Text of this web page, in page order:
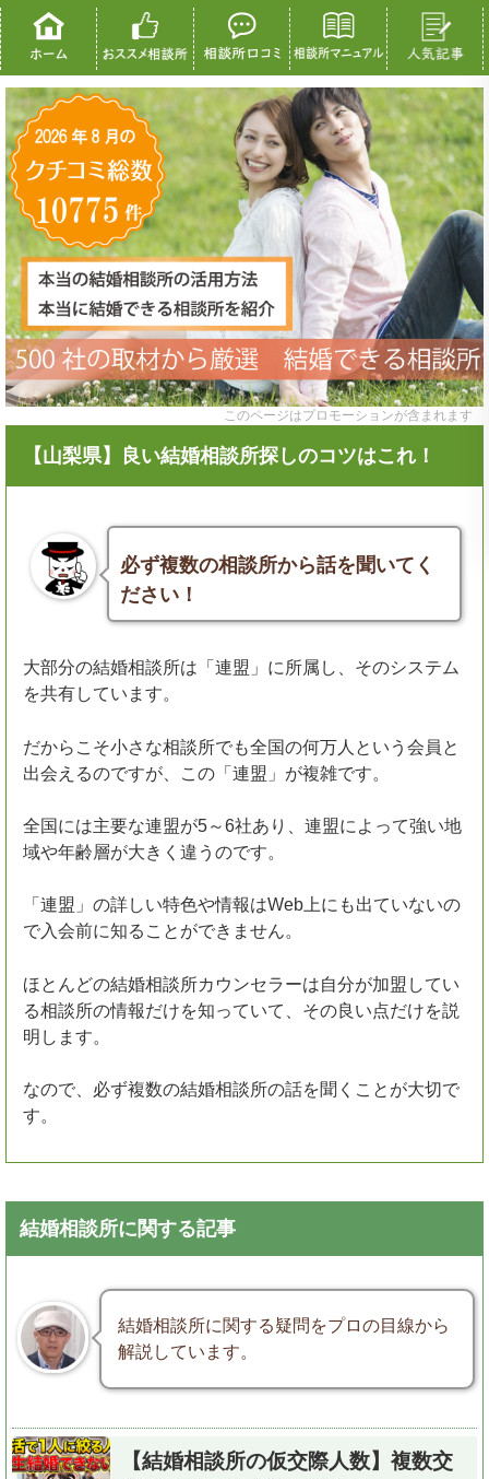
このページはプロモーションが含まれます
【山梨県】良い結婚相談所探しのコツはこれ！
必ず複数の相談所から話を聞いてく
ださい！
大部分の結婚相談所は「連盟」に所属し、そのシステム
を共有しています。
だからこそ小さな相談所でも全国の何万人という会員と
出会えるのですが、この「連盟」が複雑です。
全国には主要な連盟が5～6社あり、連盟によって強い地
域や年齢層が大きく違うのです。
「連盟」の詳しい特色や情報はWeb上にも出ていないの
で入会前に知ることができません。
ほとんどの結婚相談所カウンセラーは自分が加盟してい
る相談所の情報だけを知っていて、その良い点だけを説
明します。
なので、必ず複数の結婚相談所の話を聞くことが大切で
す。
結婚相談所に関する記事
結婚相談所に関する疑問をプロの目線から
解説しています。
【結婚相談所の仮交際人数】複数交